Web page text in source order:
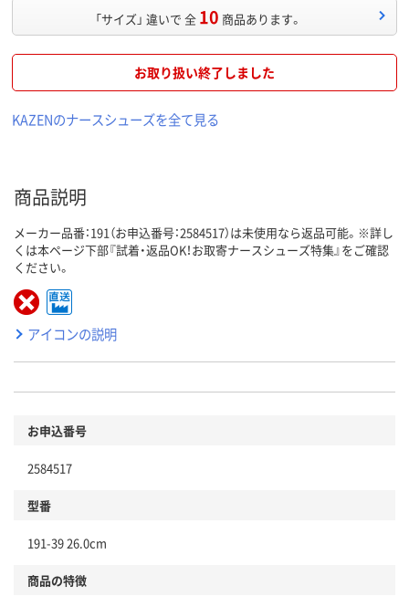
「サイズ」 違いで 全 10 商品あります。
お取り扱い終了しました
KAZENのナースシューズを全て見る
商品説明
メーカー品番：191（お申込番号：2584517）は未使用なら返品可能。※詳し
くは本ページ下部『試着・返品OK！お取寄ナースシューズ特集』をご確認
ください。
アイコンの説明
お申込番号
2584517
型番
191-39 26.0cm
商品の特徴